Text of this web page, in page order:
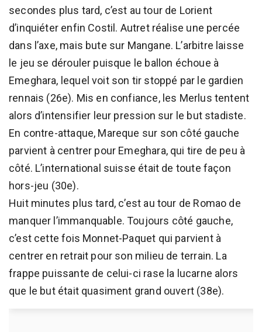
secondes plus tard, c’est au tour de Lorient
d’inquiéter enfin Costil. Autret réalise une percée
dans l’axe, mais bute sur Mangane. L’arbitre laisse
le jeu se dérouler puisque le ballon échoue à
Emeghara, lequel voit son tir stoppé par le gardien
rennais (26e). Mis en confiance, les Merlus tentent
alors d’intensifier leur pression sur le but stadiste.
En contre-attaque, Mareque sur son côté gauche
parvient à centrer pour Emeghara, qui tire de peu à
côté. L’international suisse était de toute façon
hors-jeu (30e).
Huit minutes plus tard, c’est au tour de Romao de
manquer l’immanquable. Toujours côté gauche,
c’est cette fois Monnet-Paquet qui parvient à
centrer en retrait pour son milieu de terrain. La
frappe puissante de celui-ci rase la lucarne alors
que le but était quasiment grand ouvert (38e).